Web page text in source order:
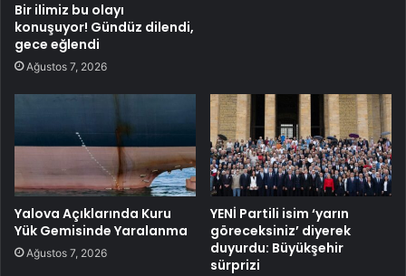
Bir ilimiz bu olayı
konuşuyor! Gündüz dilendi,
gece eğlendi
Ağustos 7, 2026
Yalova Açıklarında Kuru
Yük Gemisinde Yaralanma
Ağustos 7, 2026
YENİ Partili isim ‘yarın
göreceksiniz’ diyerek
duyurdu: Büyükşehir
sürprizi